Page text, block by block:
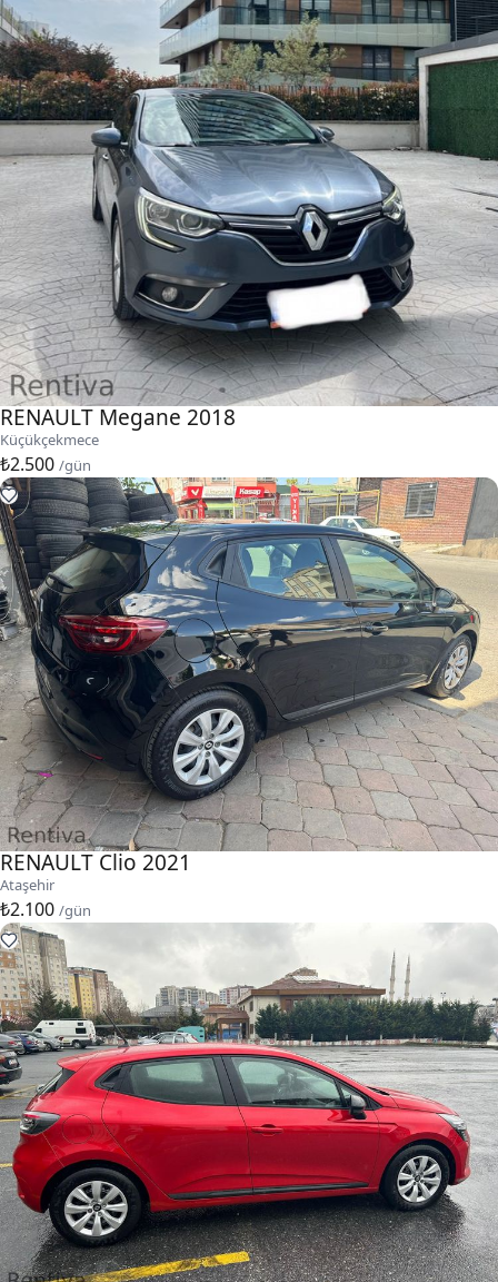
RENAULT Megane 2018
Küçükçekmece
₺2.500 /gün
RENAULT Clio 2021
Ataşehir
₺2.100 /gün